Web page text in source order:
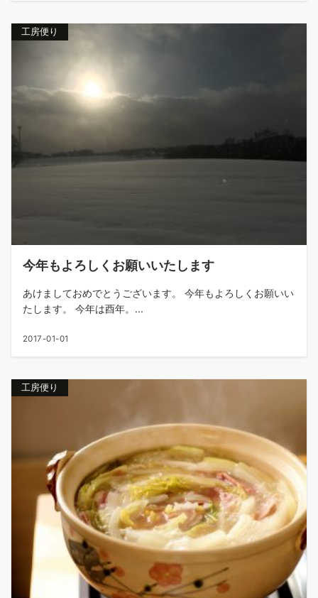
工房便り
今年もよろしくお願いいたします
あけましておめでとうございます。 今年もよろしくお願いい
たします。 今年は酉年。...
2017-01-01
工房便り